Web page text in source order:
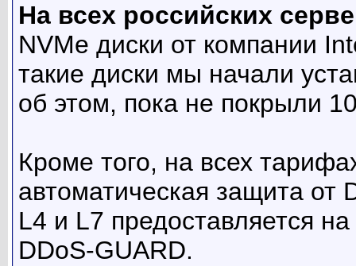
На всех российских
NVMe диски от компании
такие диски мы начали
об этом, пока не покрыли
Кроме того, на всех
автоматическая защита от
L4 и L7 предоставляется
DDoS-GUARD.